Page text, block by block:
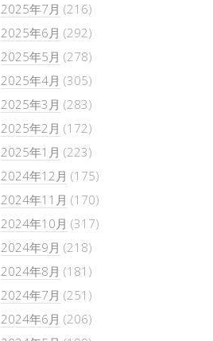
2025年7月 (216)
2025年6月 (292)
2025年5月 (278)
2025年4月 (305)
2025年3月 (283)
2025年2月 (172)
2025年1月 (223)
2024年12月 (175)
2024年11月 (170)
2024年10月 (317)
2024年9月 (218)
2024年8月 (181)
2024年7月 (251)
2024年6月 (206)